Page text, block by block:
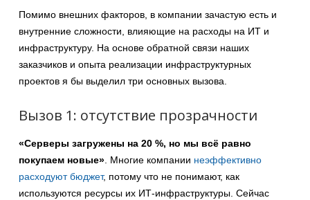
Помимо внешних факторов, в компании зачастую есть и
внутренние сложности, влияющие на расходы на ИТ и
инфраструктуру. На основе обратной связи наших
заказчиков и опыта реализации инфраструктурных
проектов я бы выделил три основных вызова.
Вызов 1: отсутствие прозрачности
«Серверы загружены на 20 %, но мы всё равно
покупаем новые». Многие компании неэффективно
расходуют бюджет, потому что не понимают, как
используются ресурсы их ИТ-инфраструктуры. Сейчас